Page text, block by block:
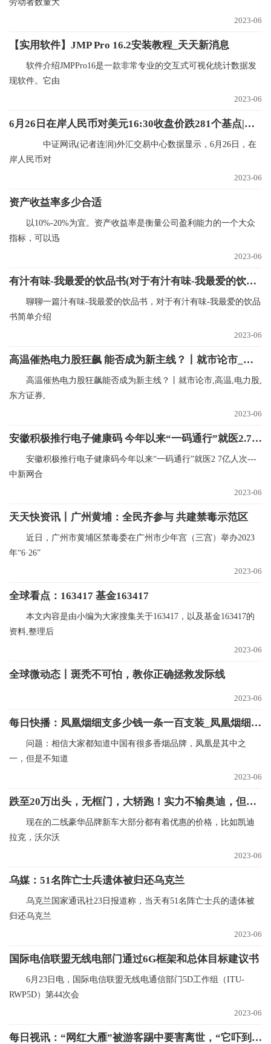
劳动者数量大
2023-06
【实用软件】JMP Pro 16.2安装教程_天天新消息
软件介绍JMPPro16是一款非常专业的交互式可视化统计数据发
现软件。它由
2023-06
6月26日在岸人民币对美元16:30收盘价跌281个基点|通讯
中证网讯(记者连润)外汇交易中心数据显示，6月26日，在
岸人民币对
2023-06
资产收益率多少合适
以10%-20%为宜。资产收益率是衡量公司盈利能力的一个大众
指标，可以迅
2023-06
有汁有味-我最爱的饮品书(对于有汁有味-我最爱的饮品书简单介绍)
聊聊一篇汁有味-我最爱的饮品书，对于有汁有味-我最爱的饮品
书简单介绍
2023-06
高温催热电力股狂飙 能否成为新主线？丨就市论市_环球播资讯
高温催热电力股狂飙能否成为新主线？丨就市论市,高温,电力股,
东方证券,
2023-06
安徽积极推行电子健康码 今年以来“一码通行”就医2.7亿人次
安徽积极推行电子健康码今年以来“一码通行”就医2 7亿人次---
中新网合
2023-06
天天快资讯丨广州黄埔：全民齐参与 共建禁毒示范区
近日，广州市黄埔区禁毒委在广州市少年宫（三宫）举办2023
年“6·26”
2023-06
全球看点：163417 基金163417
本文内容是由小编为大家搜集关于163417，以及基金163417的
资料,整理后
2023-06
全球微动态丨斑秃不可怕，教你正确拯救发际线
2023-06
每日快播：凤凰烟细支多少钱一条一百支装_凤凰烟细支一包多少钱
问题：相信大家都知道中国有很多香烟品牌，凤凰是其中之
一，但是不知道
2023-06
跌至20万出头，无框门，大轿跑！实力不输奥迪，但知道的人不多
现在的二线豪华品牌新车大部分都有着优惠的价格，比如凯迪
拉克，沃尔沃
2023-06
乌媒：51名阵亡士兵遗体被归还乌克兰
乌克兰国家通讯社23日报道称，当天有51名阵亡士兵的遗体被
归还乌克兰
2023-06
国际电信联盟无线电部门通过6G框架和总体目标建议书
6月23日电，国际电信联盟无线电通信部门5D工作组（ITU-
RWP5D）第44次会
2023-06
每日视讯：“网红大雁”被游客踢中要害离世，“它吓到孩子了”，景区已将相关监控视频交由警方